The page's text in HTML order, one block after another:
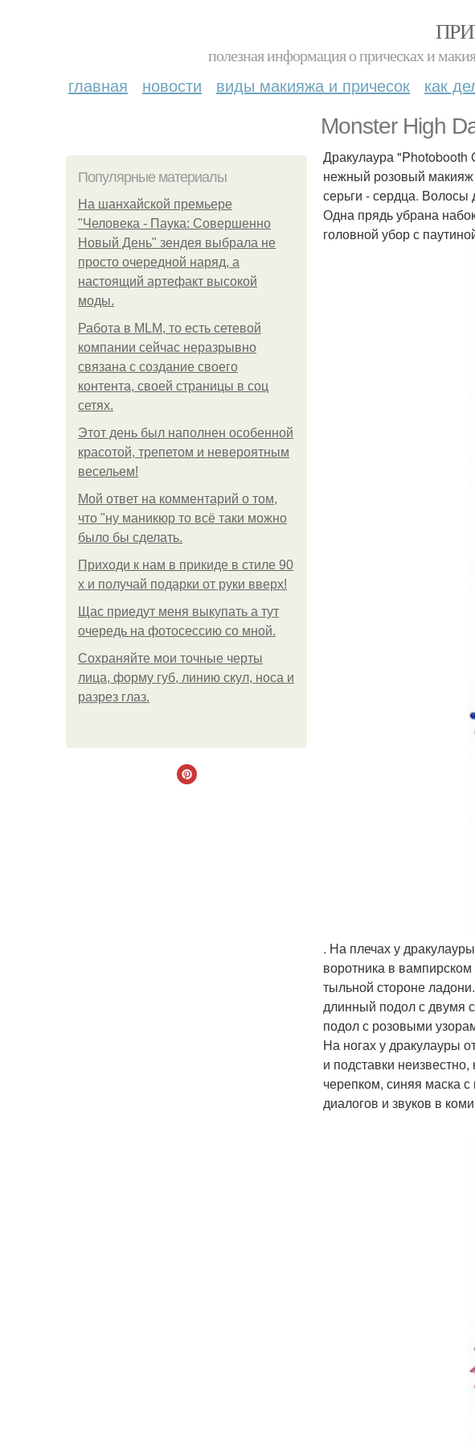
полезная информация о прическах и
главная новости виды макияжа и причесок как
Monster High
Популярные материалы
На шанхайской премьере
"Человека - Паука: Совершенно
Новый День" зендея выбрала не
просто очередной наряд, а
настоящий артефакт высокой
моды.
Работа в MLM, то есть сетевой
компании сейчас неразрывно
связана с создание своего
контента, своей страницы в соц
сетях.
Этот день был наполнен особенной
красотой, трепетом и невероятным
весельем!
Мой ответ на комментарий о том,
что "ну маникюр то всё таки можно
было бы сделать.
Приходи к нам в прикиде в стиле 90
х и получай подарки от руки вверх!
Щас приедут меня выкупать а тут
очередь на фотосессию со мной.
Сохраняйте мои точные черты
лица, форму губ, линию скул, носа и
разрез глаз.
Дракулаура
нежный розовый макияж
серьги - сердца.
Одна прядь убрана
головной убор с
. На плечах у
воротника в
тыльной стороне
длинный подол с двумя
подол с розовыми
На ногах у дракулауры
и подставки
черепком, синяя маска
диалогов и звуков в